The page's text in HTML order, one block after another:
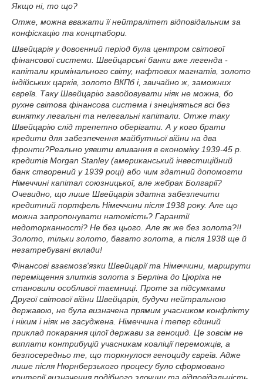
Якщо ні, то що?
Отже, можна вважати її нейтралітет відповідальним за
конфіскацію та концтабори.
Швейцарія у довоєнний період була центром світової
фінансової системи. Швейцарські банки вже легенда -
капітали кримінального світу, нафтових магнатів, золото
індійських царків, золото ВКПб і, звичайно ж, заможних
євреїв. Таку Швейцарію завойовувати ніяк не можна, бо
рухне світова фінансова система і знеціняться всі без
винятку легальні та нелегальні капітали. Отже таку
Швейцарію слід трепетно ​​оберігати. А у кого брати
кредити для забезпечення майбутньої війни на два
фронти?Реально уявити вливання в економіку 1939-45 р.
кредитів Morgan Stanley (американський інвестиційний
банк створений у 1939 році) або чим здатний допомогти
Німеччині капітал союзницької, але жебрак Болгарії?
Очевидно, що лише Швейцарія здатна забезпечити
кредитний портфель Німеччини після 1938 року. Але що
можна запропонувати натомість? Гарантії
недоторканності? Не без цього. Але як же без золота?!!
Золото, тільки золото, багато золота, а після 1938 ще й
незатребувані вклади!
Фінансові взаємозв'язки Швейцарії та Німеччини, маршрути
переміщення злитків золота з Берліна до Цюріха не
становили особливої ​​таємниці. Проте за підсумками
Другої світової війни Швейцарія, будучи нейтральною
державою, не була визначена прямим учасником конфлікту
і ніким і ніяк не засуджена. Німеччина і тепер єдиний
приклад покарання цілої держави за геноцид. Це зовсім не
виплати контрибуцій учасникам коаліції переможців, а
безпосередньо те, що торкнулося геноциду євреїв. Адже
лише після Нюрнберзького процесу було сформовано